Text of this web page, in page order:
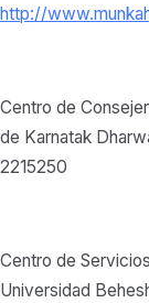
http://
Centro de
de Karnatak
2215250
Centro de
Universidad